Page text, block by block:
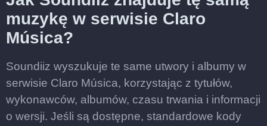
muzykę w serwisie Claro
Música?
Soundiiz wyszukuje te same utwory i albumy w
serwisie Claro Música, korzystając z tytułów,
wykonawców, albumów, czasu trwania i informacji
o wersji. Jeśli są dostępne, standardowe kody